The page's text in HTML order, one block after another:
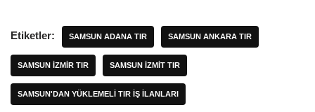
Etiketler: SAMSUN ADANA TIR SAMSUN ANKARA TIR
SAMSUN IZMIR TIR SAMSUN IZMIT TIR
SAMSUN'DAN YÜKLEMELI TIR İŞ İLANLARI